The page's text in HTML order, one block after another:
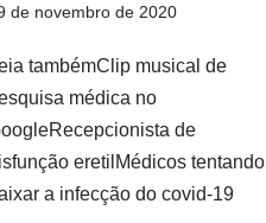
de novembro de 2020
tambémClip musical de
médica no
de
eretilMédicos tentando
a infecção do covid-19